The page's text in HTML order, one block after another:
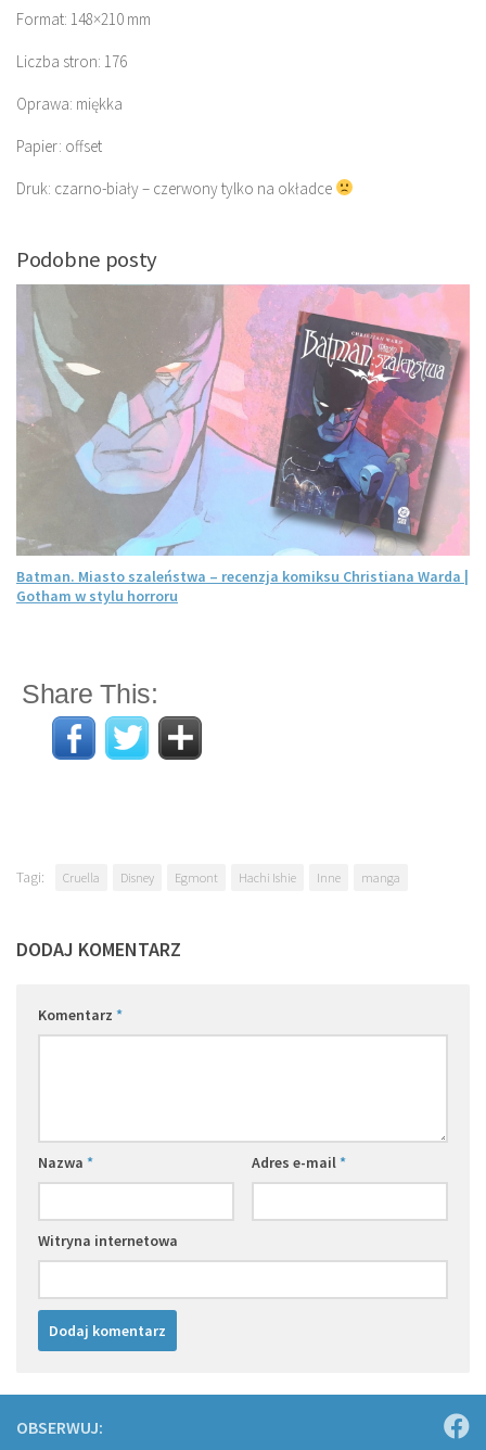
Format: 148×210 mm
Liczba stron: 176
Oprawa: miękka
Papier: offset
Druk: czarno-biały – czerwony tylko na okładce
Podobne posty
Batman. Miasto szaleństwa – recenzja komiksu Christiana Warda |
Gotham w stylu horroru
Share This:
Tagi: Cruella Disney Egmont Hachi Ishie Inne manga
DODAJ KOMENTARZ
Komentarz *
Nazwa * Adres e-mail*
Witryna internetowa
OBSERWUJ: